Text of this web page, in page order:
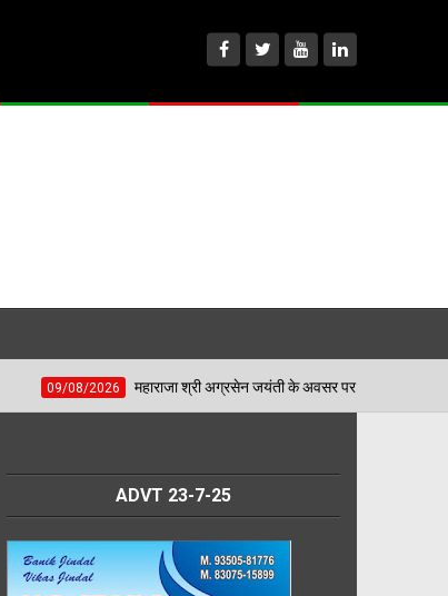
महाराजा श्री अग्रसेन जयंती के अवसर पर होगा विशाल जागरण - संस्था के नए
ADVT 23-7-25